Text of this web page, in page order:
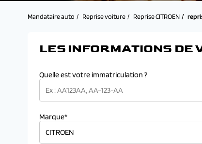
Mandataire auto Reprise voiture Reprise CITROEN
LES INFORMATIONS DE
Quelle est votre immatriculation ?
Marque*